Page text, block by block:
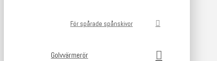
För spårade spånskivor
Golvvärmerör